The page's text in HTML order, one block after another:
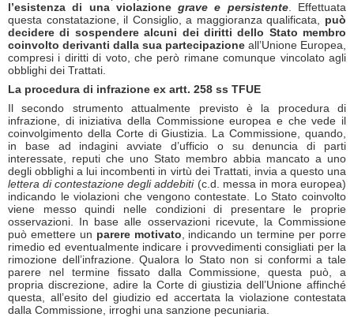
l’esistenza di una violazionegrave e persistente. Effettuata
questa constatazione, il Consiglio, a maggioranza qualificata, può
decidere di sospendere alcuni dei diritti dello Stato membro
coinvolto derivanti dalla sua partecipazione all’Unione Europea,
compresi i diritti di voto, che però rimane comunque vincolato agli
obblighi dei Trattati.
La procedura di infrazione ex artt. 258 ss TFUE
Il secondo strumento attualmente previsto è la procedura di
infrazione, di iniziativa della Commissione europea e che vede il
coinvolgimento della Corte di Giustizia. La Commissione, quando,
in base ad indagini avviate d’ufficio o su denuncia di parti
interessate, reputi che uno Stato membro abbia mancato a uno
degli obblighi a lui incombenti in virtù dei Trattati, invia a questo una
lettera di contestazione degli addebiti (c.d. messa in mora europea)
indicando le violazioni che vengono contestate. Lo Stato coinvolto
viene messo quindi nelle condizioni di presentare le proprie
osservazioni. In base alle osservazioni ricevute, la Commissione
può emettere un parere motivato , indicando un termine per porre
rimedio ed eventualmente indicare i provvedimenti consigliati per la
rimozione dell’infrazione. Qualora lo Stato non si conformi a tale
parere nel termine fissato dalla Commissione, questa può, a
propria discrezione, adire la Corte di giustizia dell’Unione affinché
questa, all’esito del giudizio ed accertata la violazione contestata
dalla Commissione, irroghi una sanzione pecuniaria.